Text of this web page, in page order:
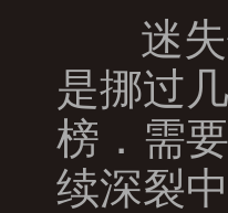
迷失
是挪过
榜．需
续深裂